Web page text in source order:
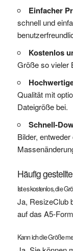
Einfacher
schnell und
Kostenlos
Größe so vieler
Qualität mit
Dateigröße bei.
Schnell-
Bilder,
Häufig
Ist es kostenlos, die
Ja, ResizeClub
auf das A5-
Kann ich die Größe